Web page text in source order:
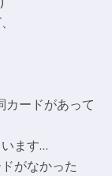
カードがあって
ます…
がなかった